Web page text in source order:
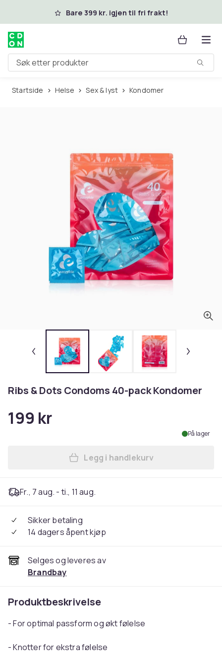
Hopp til hovedinnholdBare 399 kr. igjen til fri frakt!
Søk etter produkter
Startside Helse Sex & lyst Kondomer
Ribs & Dots Condoms 40-pack Kondomer
199 kr
På lager
Legg Ribs & Dots
Legg i handlekurv
Fr., 7 aug. - ti., 11 aug.
Sikker betaling
14 dagers åpent kjøp
Selges og leveres av
Brandbay
Produktbeskrivelse
- For optimal passform og økt følelse
- Knotter for ekstra følelse